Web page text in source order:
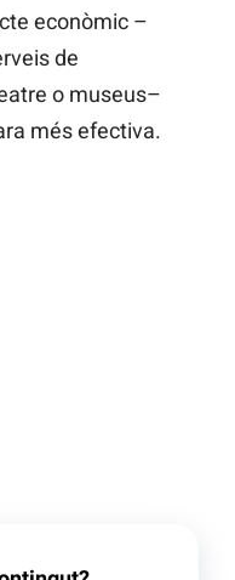
econòmic –
de
o museus–
més efectiva.